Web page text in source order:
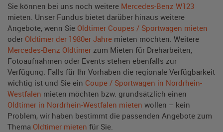
Sie können bei uns noch weitere Mercedes-Benz W123
mieten. Unser Fundus bietet darüber hinaus weitere
Angebote, wenn Sie Oldtimer Coupes / Sportwagen mieten
oder Oldtimer der 1980er Jahre mieten möchten. Weitere
Mercedes-Benz Oldtimer zum Mieten für Dreharbeiten,
Fotoaufnahmen oder Events stehen ebenfalls zur
Verfügung. Falls für Ihr Vorhaben die regionale Verfügbarkeit
wichtig ist und Sie ein Coupe / Sportwagen in Nordrhein-
Westfalen mieten möchten bzw. grundsätzlich einen
Oldtimer in Nordrhein-Westfalen mieten wollen – kein
Problem, wir haben bestimmt die passenden Angebote zum
Thema Oldtimer mieten für Sie.